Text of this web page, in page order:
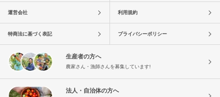
運営会社 利用規約
特商法に基づく表記 プライバシーポリシー
生産者の方へ
農家さん・漁師さんを募集しています!
法人・自治体の方へ